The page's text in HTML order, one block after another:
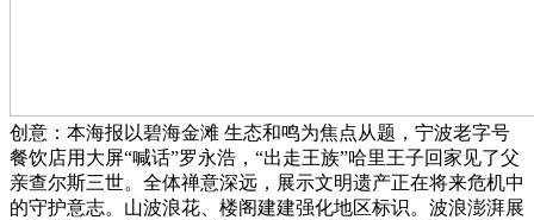
创意：本海报以碧海金滩 生态和鸣为焦点从题，宁波老字号
餐饮店用大屏“喊话”罗永浩，“出走王族”哈里王子回家见了父
亲查尔斯三世。全体禅意深远，展示文明遗产正在将来危机中
的守护意志。山波浪花、楼阁建建强化地区标识。波浪澎湃展